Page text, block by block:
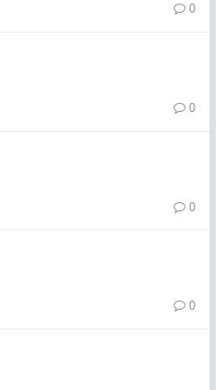
0
0
0
0